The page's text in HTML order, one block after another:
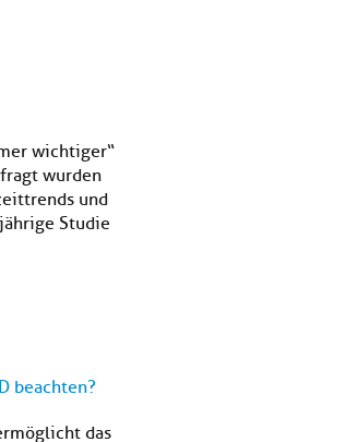
wichtiger“
wurden
und
Studie
beachten?
das